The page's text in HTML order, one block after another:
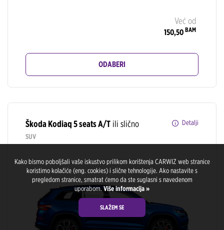
Već od
150,50 BAM
ODABERI
Škoda Kodiaq 5 seats A/T ili slično
Detalji
SUV
Kako bismo poboljšali vaše iskustvo prilikom korištenja CARWIZ web stranice
koristimo kolačiće (eng. cookies) i slične tehnologije. Ako nastavite s
pregledom stranice, smatrat ćemo da ste suglasni s navedenom
uporabom. Više informacija »
SLAŽEM SE